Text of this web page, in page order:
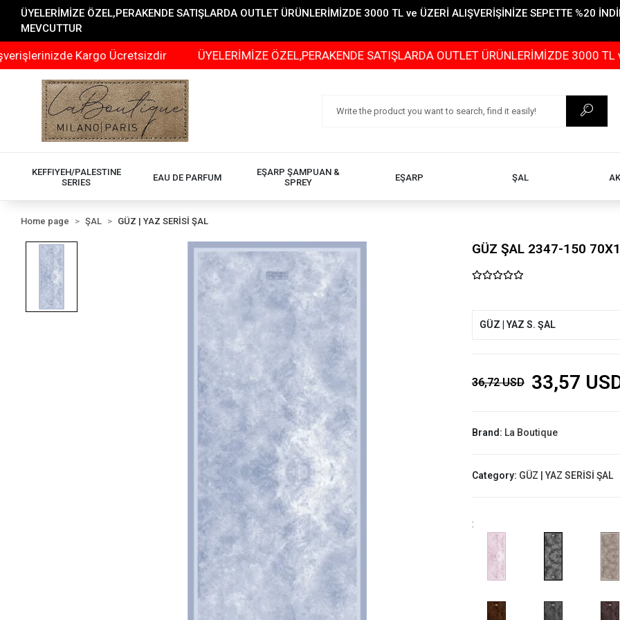
ÜYELERİMİZE ÖZEL,PERAKENDE SATIŞLARDA OUTLET ÜRÜNLERİMİZDE 3000 TL ve ÜZERİ ALIŞVERİŞİNİZE SEPETTE %20
MEVCUTTUR
Kargo Ücretsizdir ÜYELERİMİZE ÖZEL,PERAKENDE SATIŞLARDA OUTLET ÜRÜNLERİMİZDE 3000 TL ve
KEFFIYEH/PALESTINE
SERIES
EAU DE PARFUM
EŞARP ŞAMPUAN &
SPREY
EŞARP ŞAL
Home page ŞAL GÜZ | YAZ SERİSİ ŞAL
GÜZ ŞAL 2347-150
GÜZ | YAZ S. ŞAL
36,72 USD 33,57
Brand: La Boutique
Category: GÜZ | YAZ SERİSİ ŞAL
: